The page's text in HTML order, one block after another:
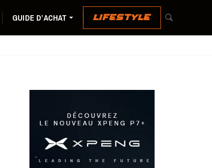
GUIDE D’ACHAT LIFESTYLE